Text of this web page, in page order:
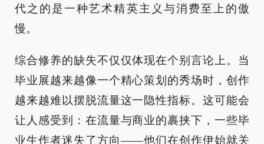
代之的是一种艺术精英主义与消费至上的傲
慢。
综合修养的缺失不仅仅体现在个别言论上。当
毕业展越来越像一个精心策划的秀场时，创作
越来越难以摆脱流量这一隐性指标。这可能会
让人感受到：在流量与商业的裹挟下，一些毕
业生作者迷失了方向——他们在创作伊始就关